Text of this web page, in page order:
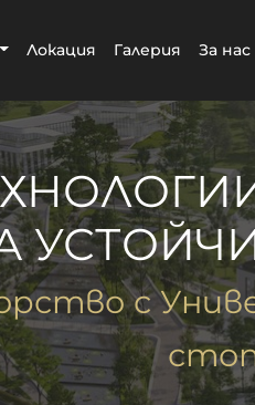
Локация Галерия За нас
с